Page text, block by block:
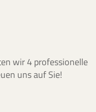
wir 4 professionelle
uns auf Sie!